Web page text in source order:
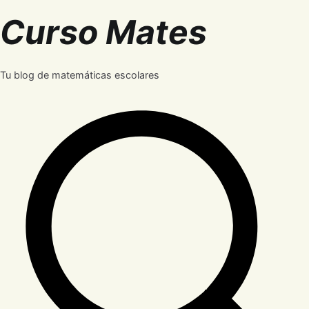
al
contenido
Curso Mates
Tu blog de matemáticas escolares